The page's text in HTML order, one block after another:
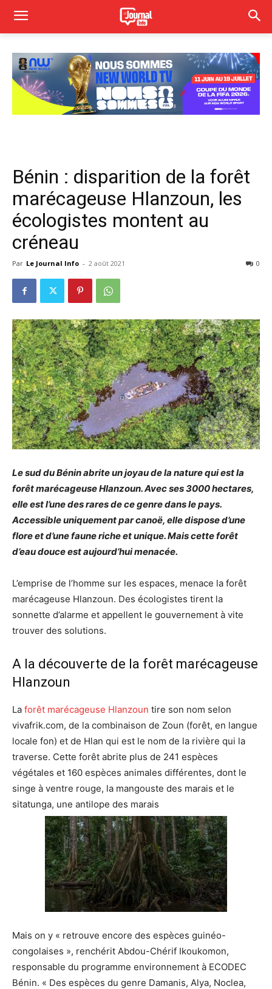
Bénin : disparition de la forêt
marécageuse Hlanzoun, les
écologistes montent au
créneau
Par Le Journal Info - 2 août 2021 0
Le sud du Bénin abrite un joyau de la nature qui est la
forêt marécageuse Hlanzoun. Avec ses 3000 hectares,
elle est l’une des rares de ce genre dans le pays.
Accessible uniquement par canoë, elle dispose d’une
flore et d’une faune riche et unique. Mais cette forêt
d’eau douce est aujourd’hui menacée.
L’emprise de l’homme sur les espaces, menace la forêt
marécageuse Hlanzoun. Des écologistes tirent la
sonnette d’alarme et appellent le gouvernement à vite
trouver des solutions.
A la découverte de la forêt marécageuse
Hlanzoun
La forêt marécageuse Hlanzoun tire son nom selon
vivafrik.com, de la combinaison de Zoun (forêt, en langue
locale fon) et de Hlan qui est le nom de la rivière qui la
traverse. Cette forêt abrite plus de 241 espèces
végétales et 160 espèces animales différentes, dont le
singe à ventre rouge, la mangouste des marais et le
sitatunga, une antilope des marais
Mais on y « retrouve encore des espèces guinéo-
congolaises », renchérit Abdou-Chérif Ikoukomon,
responsable du programme environnement à ECODEC
Bénin. « Des espèces du genre Damanis, Alya, Noclea,